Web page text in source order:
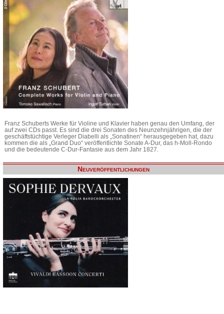
Franz Schuberts Werke für Violine und Klavier haben genau den Umfang, der
auf zwei CDs passt. Es sind die drei Sonaten des Neunzehnjährigen, die der
geschäftstüchtige Verleger Diabelli als „Sonatinen“ herausgegeben hat, dazu
kommen die als „Grand Duo“ veröffentlichte Sonate A-Dur, das h-Moll-Rondo
und die bedeutende C-Dur-Fantasie aus dem Jahr 1827.
Neuveröffentlichungen